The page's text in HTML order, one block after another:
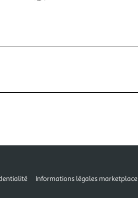
Informations légales marketplace